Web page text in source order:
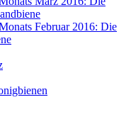
Februar 2016: Die